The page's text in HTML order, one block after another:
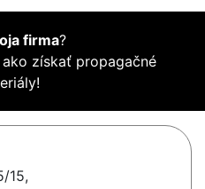
firma?
získať propagačné
15,